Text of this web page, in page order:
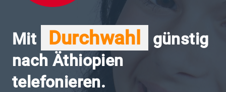
Mit Durchwahl
günstig
nach Äthiopien
telefonieren.